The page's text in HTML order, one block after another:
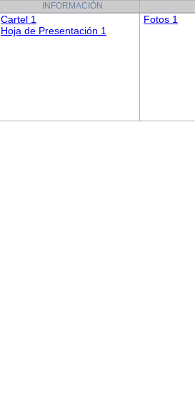
INFORMACIÓN
Cartel 1
Hoja de Presentación 1
Fotos 1